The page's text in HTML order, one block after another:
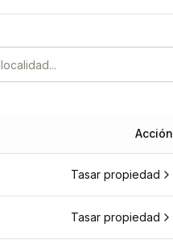
Acción
Tasar propiedad
Tasar propiedad